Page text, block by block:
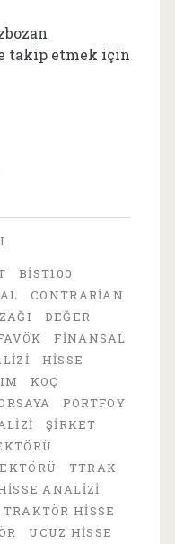
takip etmek için
BIST100
CONTRARIAN
DEĞER
FINANSAL
HISSE
KOÇ
PORTFÖY
ŞIRKET
TTRAK
ANALIZI
HISSE
UCUZ HISSE